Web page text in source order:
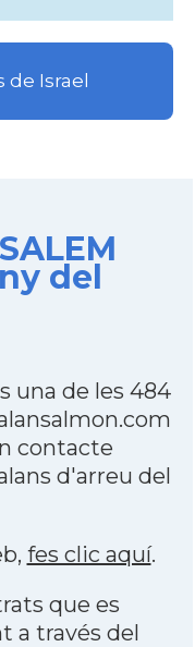
Israel
del
una de les 484
contacte
d'arreu del
fes clic aquí.
que es
a través del